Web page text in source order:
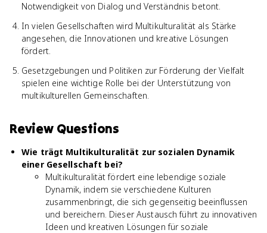
Notwendigkeit von Dialog und Verständnis betont.
In vielen Gesellschaften wird Multikulturalität als Stärke
angesehen, die Innovationen und kreative Lösungen
fördert.
Gesetzgebungen und Politiken zur Förderung der Vielfalt
spielen eine wichtige Rolle bei der Unterstützung von
multikulturellen Gemeinschaften.
Review Questions
Wie trägt Multikulturalität zur sozialen Dynamik
einer Gesellschaft bei?
Multikulturalität fördert eine lebendige soziale
Dynamik, indem sie verschiedene Kulturen
zusammenbringt, die sich gegenseitig beeinflussen
und bereichern. Dieser Austausch führt zu innovativen
Ideen und kreativen Lösungen für soziale